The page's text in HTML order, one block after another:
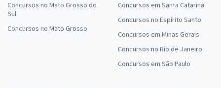
Concursos no Mato Grosso do
Sul
Concursos no Mato Grosso
Concursos em Santa Catarina
Concursos no Espírito Santo
Concursos em Minas Gerais
Concursos no Rio de Janeiro
Concursos em São Paulo